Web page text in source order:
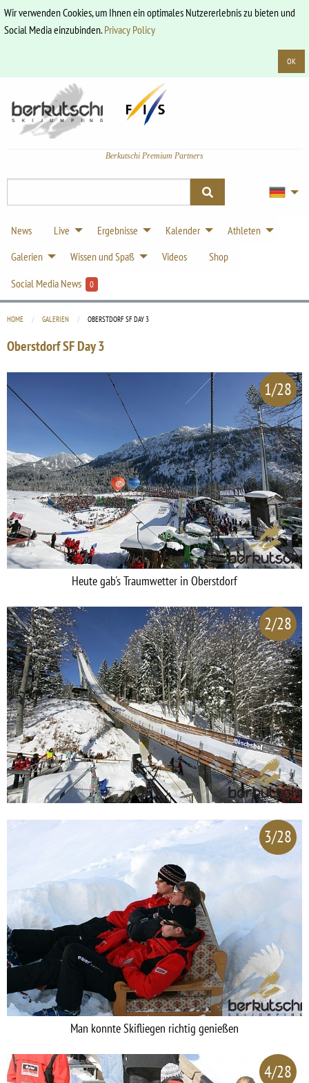
Wir verwenden Cookies, um Ihnen ein optimales Nutzererlebnis zu bieten und
Social Media einzubinden.Privacy Policy
OK
Berkutschi Premium Partners
News Live Ergebnisse Kalender
Athleten
Galerien
Wissen und Spaß Videos
Shop
Social Media News
0
HOME GALERIEN CURRENT:
OBERSTDORF SF DAY 3
Oberstdorf SF Day 3
1/28
Heute gab's Traumwetter in Oberstdorf
2/28
3/28
Man konnte Skifliegen richtig genießen
4/28